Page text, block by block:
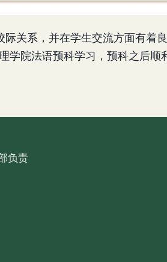
际关系，并在学生交流方面有着
学院法语预科学习，预科之后顺
负责